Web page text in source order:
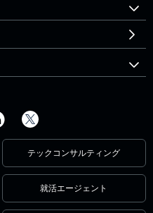
テックコンサルティング
就活エージェント